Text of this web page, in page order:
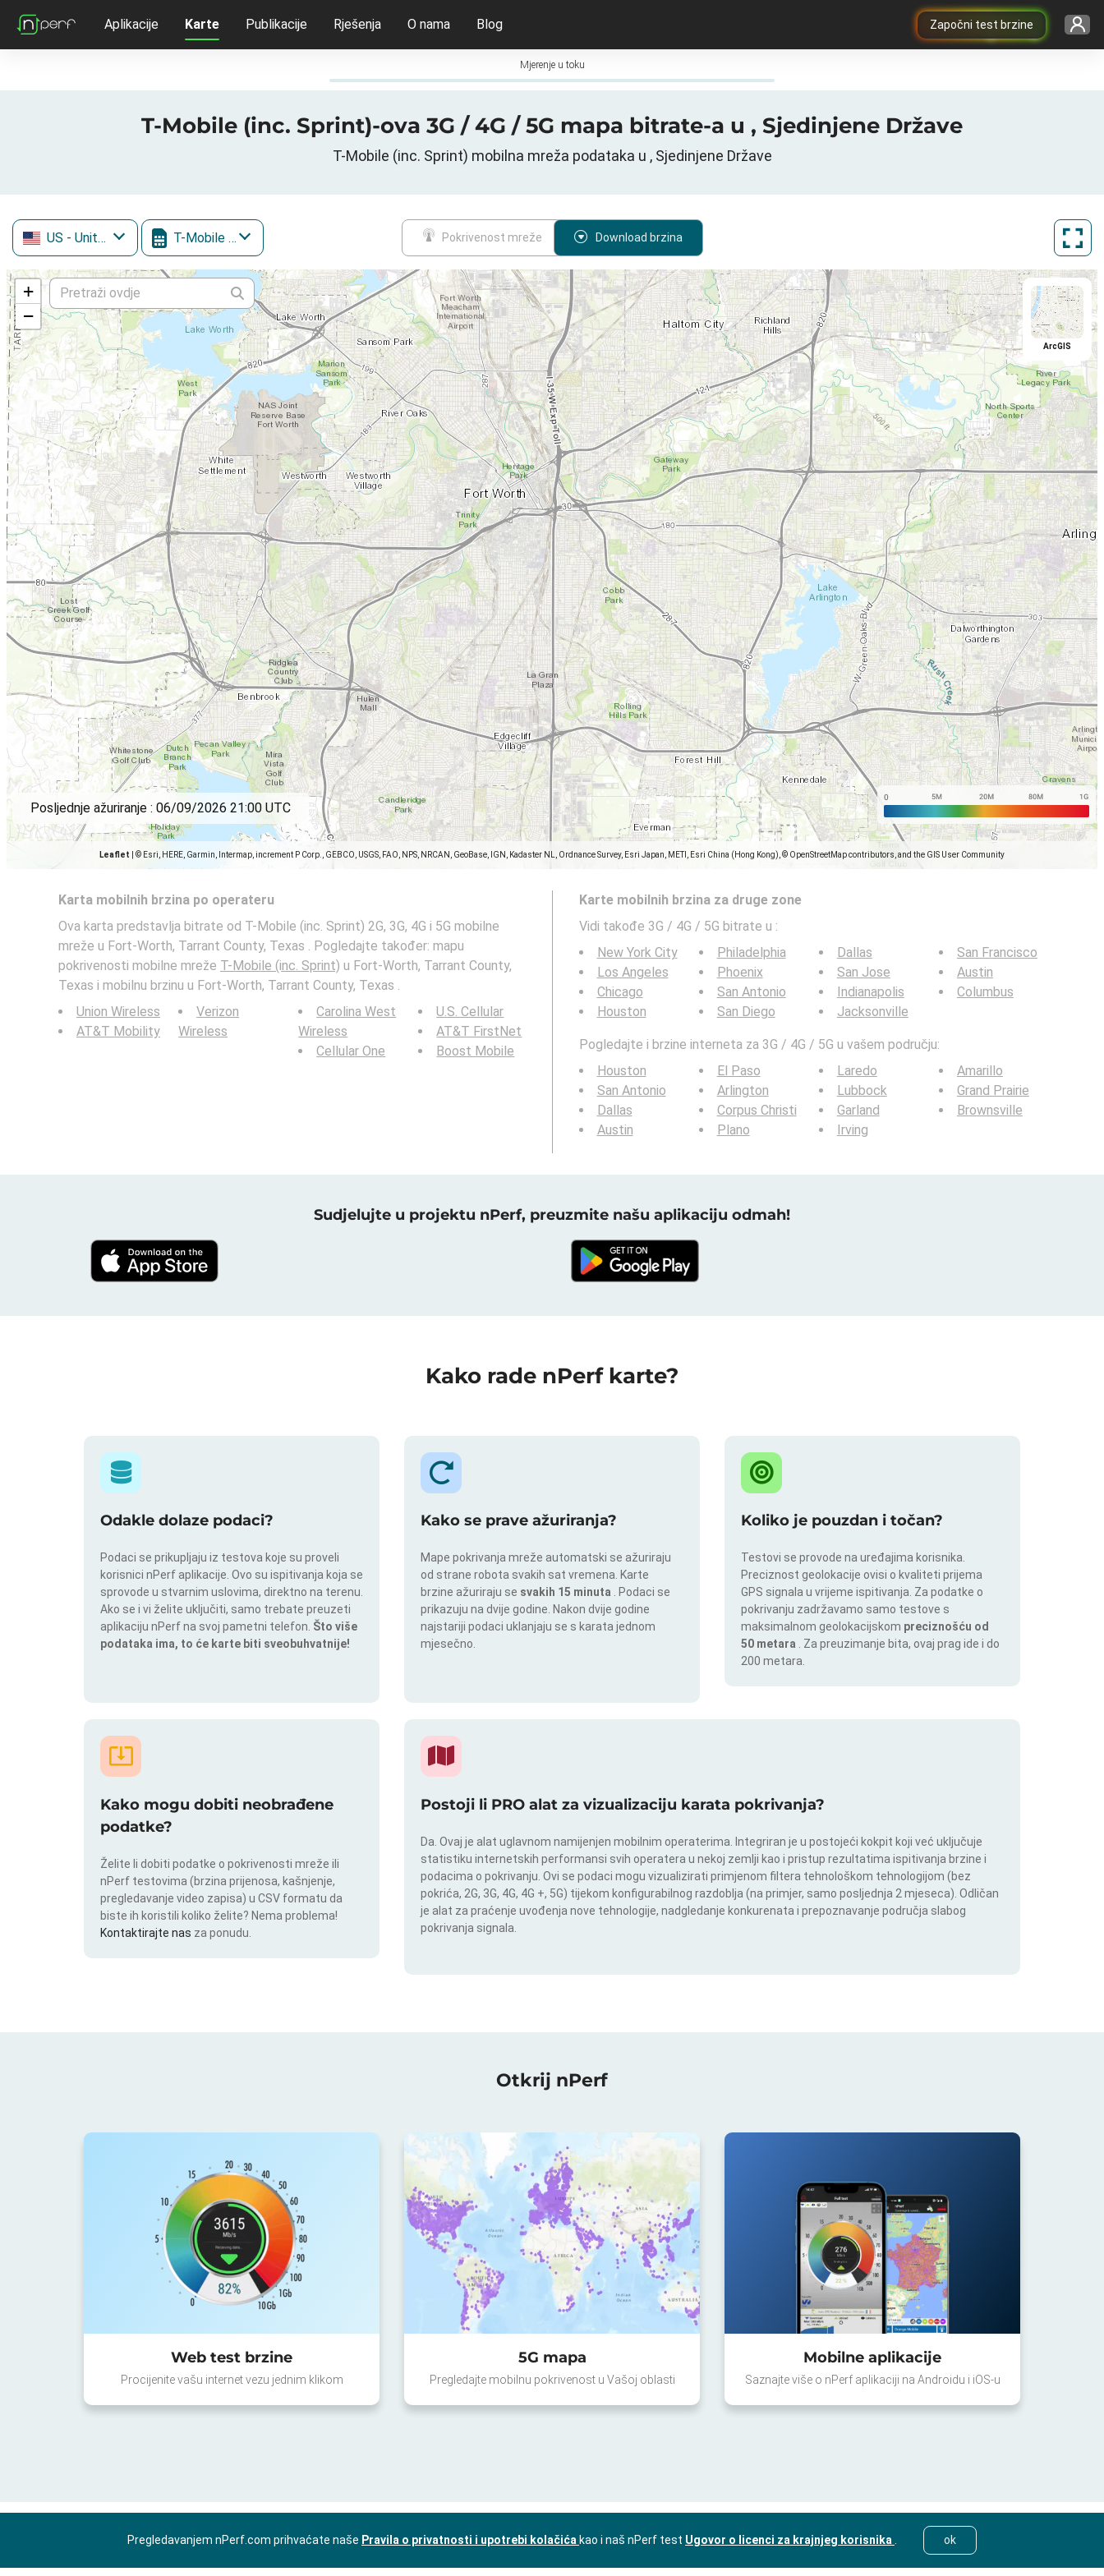
Započni test brzine
Aplikacije Karte Publikacije Rješenja O nama Blog
Mjerenje u toku
T-Mobile (inc. Sprint)-ova 3G / 4G / 5G mapa bitrate-a u , Sjedinjene Države
T-Mobile (inc. Sprint) mobilna mreža podataka u , Sjedinjene Države
US - United States T-Mobile (inc. Sprint) Pokrivenost mreže Download brzina
+
−
Leaflet © Esri, HERE, Garmin, Intermap, increment P Corp., GEBCO, USGS, FAO, NPS, NRCAN, GeoBase, IGN, Kadaster NL, Ordnance Survey, Esri Japan, METI, Esri China (Hong Kong), © OpenStreetMap contributors, and the GIS User Community
ArcGIS
Posljednje ažuriranje : 06/09/2026 21:00 UTC
Karta mobilnih brzina po operateru
Ova karta predstavlja bitrate od T-Mobile (inc. Sprint) 2G, 3G, 4G i 5G mobilne
mreže u Fort-Worth, Tarrant County, Texas . Pogledajte također: mapu
pokrivenosti mobilne mreže T-Mobile (inc. Sprint) u Fort-Worth, Tarrant County,
Texas i mobilnu brzinu u Fort-Worth, Tarrant County, Texas .
Union Wireless
AT&T Mobility
Verizon
Wireless
Carolina West
Wireless
Cellular One
U.S. Cellular
AT&T FirstNet
Boost Mobile
Karte mobilnih brzina za druge zone
Vidi takođe 3G / 4G / 5G bitrate u :
New York City
Los Angeles
Chicago
Houston
Philadelphia
Phoenix
San Antonio
San Diego
Dallas
San Jose
Indianapolis
Jacksonville
San Francisco
Austin
Columbus
Pogledajte i brzine interneta za 3G / 4G / 5G u vašem području:
Houston
San Antonio
Dallas
Austin
El Paso
Arlington
Corpus Christi
Plano
Laredo
Lubbock
Garland
Irving
Amarillo
Grand Prairie
Brownsville
Sudjelujte u projektu nPerf, preuzmite našu aplikaciju odmah!
Kako rade nPerf karte?
Odakle dolaze podaci?
Podaci se prikupljaju iz testova koje su proveli
korisnici nPerf aplikacije. Ovo su ispitivanja koja se
sprovode u stvarnim uslovima, direktno na terenu.
Ako se i vi želite uključiti, samo trebate preuzeti
aplikaciju nPerf na svoj pametni telefon. Što više
podataka ima, to će karte biti sveobuhvatnije!
Kako se prave ažuriranja?
Mape pokrivanja mreže automatski se ažuriraju
od strane robota svakih sat vremena. Karte
brzine ažuriraju se svakih 15 minuta
. Podaci se
prikazuju na dvije godine. Nakon dvije godine
najstariji podaci uklanjaju se s karata jednom
mjesečno.
Koliko je pouzdan i točan?
Testovi se provode na uređajima korisnika.
Preciznost geolokacije ovisi o kvaliteti prijema
GPS signala u vrijeme ispitivanja. Za podatke o
pokrivanju zadržavamo samo testove s
maksimalnom geolokacijskom preciznošću od
50 metara
. Za preuzimanje bita, ovaj prag ide i do
200 metara.
Kako mogu dobiti neobrađene
podatke?
Želite li dobiti podatke o pokrivenosti mreže ili
nPerf testovima (brzina prijenosa, kašnjenje,
pregledavanje video zapisa) u CSV formatu da
biste ih koristili koliko želite? Nema problema!
Kontaktirajte nas za ponudu.
Postoji li PRO alat za vizualizaciju karata pokrivanja?
Da. Ovaj je alat uglavnom namijenjen mobilnim operaterima. Integriran je u postojeći kokpit koji već uključuje
statistiku internetskih performansi svih operatera u nekoj zemlji kao i pristup rezultatima ispitivanja brzine i
podacima o pokrivanju. Ovi se podaci mogu vizualizirati primjenom filtera tehnološkom tehnologijom (bez
pokrića, 2G, 3G, 4G, 4G +, 5G) tijekom konfigurabilnog razdoblja (na primjer, samo posljednja 2 mjeseca). Odličan
je alat za praćenje uvođenja nove tehnologije, nadgledanje konkurenata i prepoznavanje područja slabog
pokrivanja signala.
Otkrij nPerf
Web test brzine
Procijenite vašu internet vezu jednim klikom
5G mapa
Pregledajte mobilnu pokrivenost u Vašoj oblasti
Mobilne aplikacije
Saznajte više o nPerf aplikaciji na Androidu i iOS-u
Pregledavanjem nPerf.com prihvaćate naše Pravila o privatnosti i upotrebi kolačića kao i naš nPerf test Ugovor o licenci za krajnjeg korisnika ok